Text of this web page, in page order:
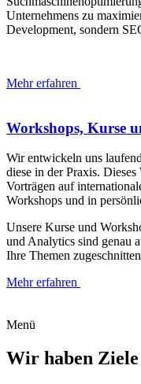
Unternehmens zu
Development, sondern
Mehr erfahren
Workshops, Kurse
Wir entwickeln uns
diese in der Praxis.
Vorträgen auf
Workshops und in
Unsere Kurse und
und Analytics sind genau
Ihre Themen
Mehr erfahren
Menü
Wir haben